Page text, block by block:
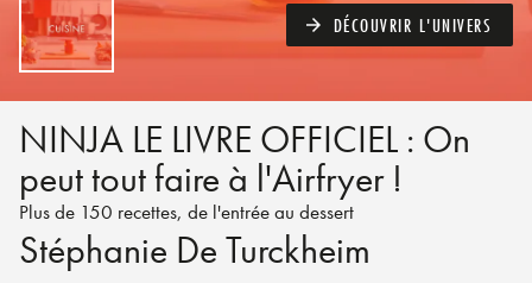
arrow_forward DÉCOUVRIR L'UNIVERS
NINJA LE LIVRE OFFICIEL : On
peut tout faire à l'Airfryer !
Plus de 150 recettes, de l'entrée au dessert
Stéphanie De Turckheim